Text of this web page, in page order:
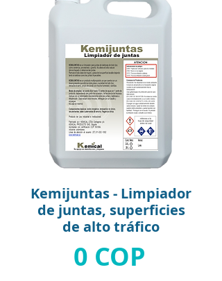
Kemijuntas - Limpiador
de juntas, superficies
de alto tráfico
0 COP